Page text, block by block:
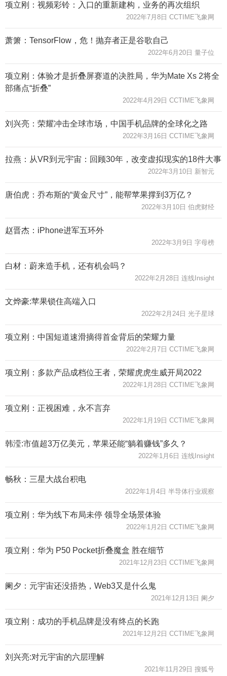
项立刚：视频彩铃：入口的重新建构，业务的再次组织
2022年7月8日 CCTIME飞象网
萧箫：TensorFlow，危！抛弃者正是谷歌自己
2022年6月20日 量子位
项立刚：体验才是折叠屏赛道的决胜局，华为Mate Xs 2将全
部痛点“折叠”
2022年4月29日 CCTIME飞象网
刘兴亮：荣耀冲击全球市场，中国手机品牌的全球化之路
2022年3月16日 CCTIME飞象网
拉燕：从VR到元宇宙：回顾30年，改变虚拟现实的18件大事
2022年3月10日 新智元
唐伯虎：乔布斯的“黄金尺寸”，能帮苹果撑到3万亿？
2022年3月10日 伯虎财经
赵晋杰：iPhone进军五环外
2022年3月9日 字母榜
白材：蔚来造手机，还有机会吗？
2022年2月28日 连线Insight
文烨豪:苹果锁住高端入口
2022年2月24日 光子星球
项立刚：中国短道速滑摘得首金背后的荣耀力量
2022年2月7日 CCTIME飞象网
项立刚：多款产品成档位王者，荣耀虎虎生威开局2022
2022年1月28日 CCTIME飞象网
项立刚：正视困难，永不言弃
2022年1月19日 CCTIME飞象网
韩滢:市值超3万亿美元，苹果还能“躺着赚钱”多久？
2022年1月6日 连线Insight
畅秋：三星大战台积电
2022年1月4日 半导体行业观察
项立刚：华为线下布局未停 领导全场景体验
2022年1月2日 CCTIME飞象网
项立刚：华为 P50 Pocket折叠魔盒 胜在细节
2021年12月23日 CCTIME飞象网
阑夕：元宇宙还没捂热，Web3又是什么鬼
2021年12月13日 阑夕
项立刚：成功的手机品牌是没有终点的长跑
2021年12月2日 CCTIME飞象网
刘兴亮:对元宇宙的六层理解
2021年11月29日 搜狐号